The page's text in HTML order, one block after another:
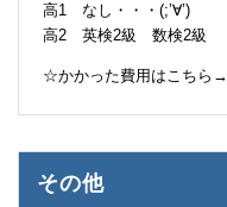
高1 なし・・・(;’∀’)
高2 英検2級 数検2級
☆かかった費用はこちら→
その他